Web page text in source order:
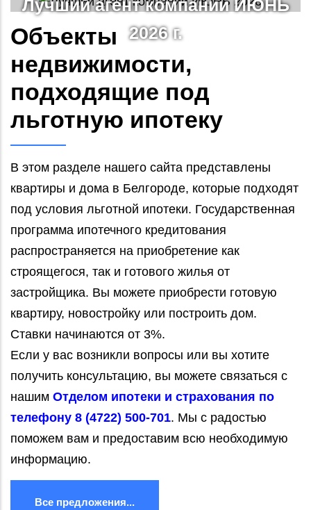
Лучший агент компании ИЮНЬ
2026 г.
Подробнее...
Объекты
недвижимости,
подходящие под
льготную ипотеку
В этом разделе нашего сайта представлены
квартиры и дома в Белгороде, которые подходят
под условия льготной ипотеки. Государственная
программа ипотечного кредитования
распространяется на приобретение как
строящегося, так и готового жилья от
застройщика. Вы можете приобрести готовую
квартиру, новостройку или построить дом.
Ставки начинаются от 3%.
Если у вас возникли вопросы или вы хотите
получить консультацию, вы можете связаться с
нашим Отделом ипотеки и страхования по
телефону 8 (4722) 500-701. Мы с радостью
поможем вам и предоставим всю необходимую
информацию.
Все предложения...